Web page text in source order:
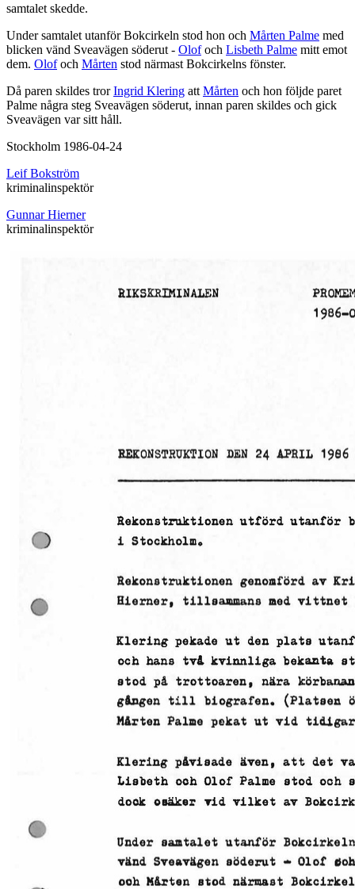
samtalet skedde.
Under samtalet utanför Bokcirkeln stod hon och Mårten Palme med
blicken vänd Sveavägen söderut - Olofoch Lisbeth Palme mitt emot
dem. Olofoch Mårten stod närmast Bokcirkelns fönster.
Då paren skildes trorIngrid Klering att Mårten och hon följde paret
Palme några steg Sveavägen söderut, innan paren skildes och gick
Sveavägen var sitt håll.
Stockholm 1986-04-24
Leif Bokström
kriminalinspektör
Gunnar Hierner
kriminalinspektör